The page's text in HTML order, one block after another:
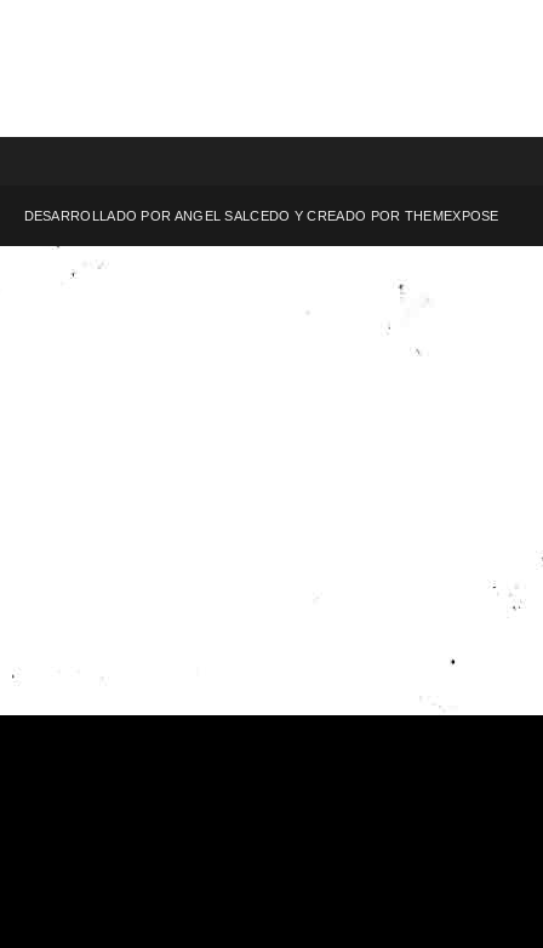
DESARROLLADO POR ANGEL SALCEDO Y CREADO POR THEMEXPOSE